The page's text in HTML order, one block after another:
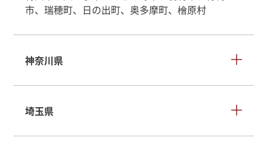
市、瑞穂町、日の出町、奥多摩町、檜原村
神奈川県
埼玉県